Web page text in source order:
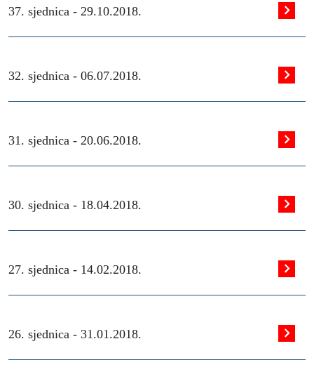
37. sjednica - 29.10.2018.
32. sjednica - 06.07.2018.
31. sjednica - 20.06.2018.
30. sjednica - 18.04.2018.
27. sjednica - 14.02.2018.
26. sjednica - 31.01.2018.